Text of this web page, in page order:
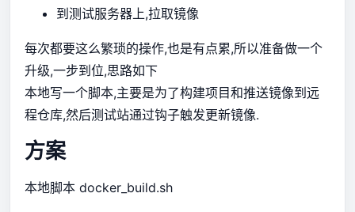
到测试服务器上,拉取镜像
每次都要这么繁琐的操作,也是有点累,所以准备做一个
升级,一步到位,思路如下
本地写一个脚本,主要是为了构建项目和推送镜像到远
程仓库,然后测试站通过钩子触发更新镜像.
方案
本地脚本 docker_build.sh